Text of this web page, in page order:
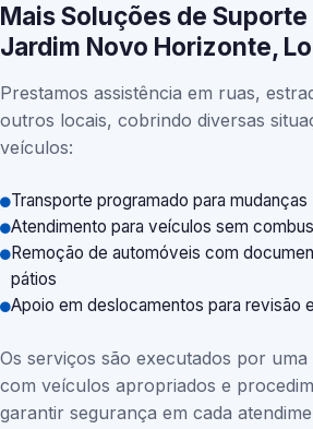
Mais Soluções de
Jardim Novo Horizonte,
Prestamos assistência em ruas,
outros locais, cobrindo diversas
veículos:
Transporte programado para mudanças
Atendimento para veículos sem
Remoção de automóveis com
pátios
Apoio em deslocamentos para revisão
Os serviços são executados por uma
com veículos apropriados e
garantir segurança em cada